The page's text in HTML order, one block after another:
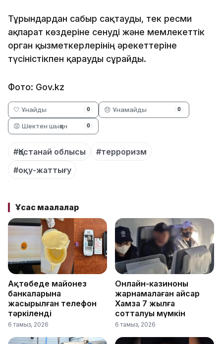
Тұрғындардан сабыр сақтауды, тек ресми
ақпарат көздеріне сенуді және мемлекеттік
орган қызметкерлерінің әрекеттеріне
түсіністікпен қарауды сұрайды.
Фото: Gov.kz
🤍 Ұнайды 0 😞 Ұнамайды 0
😡 Шектен шыққан 0
#Қостанай облысы
#терроризм
#оқу-жаттығу
Ұқсас мақалалар
Ақтөбеде майонез
банкаларына
жасырылған телефон
тәркіленді
6 тамыз, 2026
Онлайн-казиноны
жарнамалаған Қайсар
Хамза 7 жылға
сотталуы мүмкін
6 тамыз, 2026